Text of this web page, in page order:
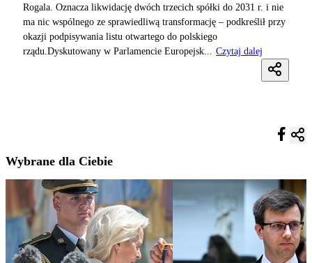
Rogala. Oznacza likwidację dwóch trzecich spółki do 2031 r. i nie
ma nic wspólnego ze sprawiedliwą transformację – podkreślił przy
okazji podpisywania listu otwartego do polskiego
rządu.Dyskutowany w Parlamencie Europejsk... Czytaj dalej
Wybrane dla Ciebie